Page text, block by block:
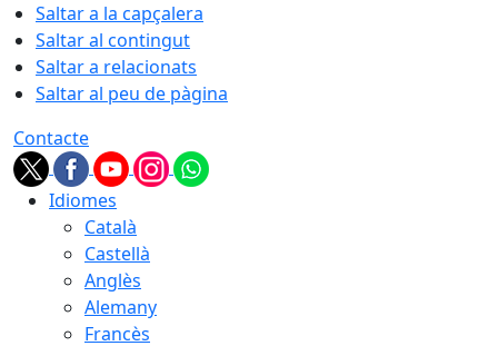
Saltar a la capçalera
Saltar al contingut
Saltar a relacionats
Saltar al peu de pàgina
Contacte
Idiomes
Català
Castellà
Anglès
Alemany
Francès